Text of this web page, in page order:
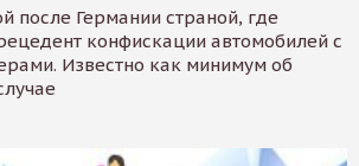
после Германии страной, где
конфискации автомобилей с
Известно как минимум об